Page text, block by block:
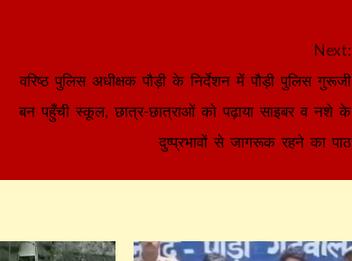
Next:
वरिष्ठ पुलिस अधीक्षक पौड़ी के निर्देशन में पौड़ी पुलिस गुरूजी
बन पहुँची स्कूल, छात्र-छात्राओं को पढ़ाया साइबर व नशे के
दुष्प्रभावों से जागरूक रहने का पाठ